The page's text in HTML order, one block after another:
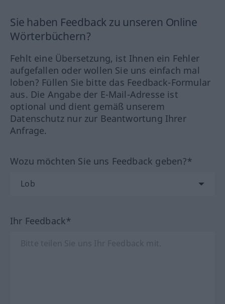
Sie haben Feedback zu unseren Online
Wörterbüchern?
Fehlt eine Übersetzung, ist Ihnen ein Fehler
aufgefallen oder wollen Sie uns einfach mal
loben? Füllen Sie bitte das Feedback-Formular
aus. Die Angabe der E-Mail-Adresse ist
optional und dient gemäß unserem
Datenschutz nur zur Beantwortung Ihrer
Anfrage.
Wozu möchten Sie uns Feedback geben?*
Ihr Feedback*